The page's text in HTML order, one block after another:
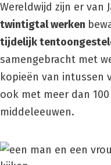
Wereldwijd zijn er van
twintigtal werken
tijdelijk
samengebracht met
kopieën van intussen
ook met meer dan
middeleeuwen.